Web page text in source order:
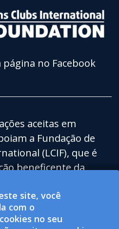
site, você
com o
no seu
página no Facebook
aceitas em
a Fundação de
(LCIF), que é
beneficente da
(LCI) é uma
bem-estar social de
isenta de impostos e